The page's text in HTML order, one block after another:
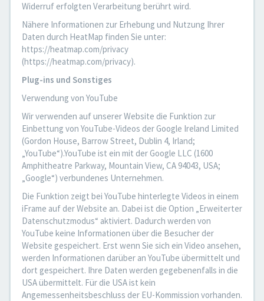
Widerruf erfolgten Verarbeitung berührt wird.
Nähere Informationen zur Erhebung und Nutzung Ihrer
Daten durch HeatMap finden Sie unter:
https://heatmap.com/privacy
(https://heatmap.com/privacy).
Plug-ins und Sonstiges
Verwendung von YouTube
Wir verwenden auf unserer Website die Funktion zur
Einbettung von YouTube-Videos der Google Ireland Limited
(Gordon House, Barrow Street, Dublin 4, Irland;
„YouTube“).YouTube ist ein mit der Google LLC (1600
Amphitheatre Parkway, Mountain View, CA 94043, USA;
„Google“) verbundenes Unternehmen.
Die Funktion zeigt bei YouTube hinterlegte Videos in einem
iFrame auf der Website an. Dabei ist die Option „Erweiterter
Datenschutzmodus“ aktiviert. Dadurch werden von
YouTube keine Informationen über die Besucher der
Website gespeichert. Erst wenn Sie sich ein Video ansehen,
werden Informationen darüber an YouTube übermittelt und
dort gespeichert. Ihre Daten werden gegebenenfalls in die
USA übermittelt. Für die USA ist kein
Angemessenheitsbeschluss der EU-Kommission vorhanden.